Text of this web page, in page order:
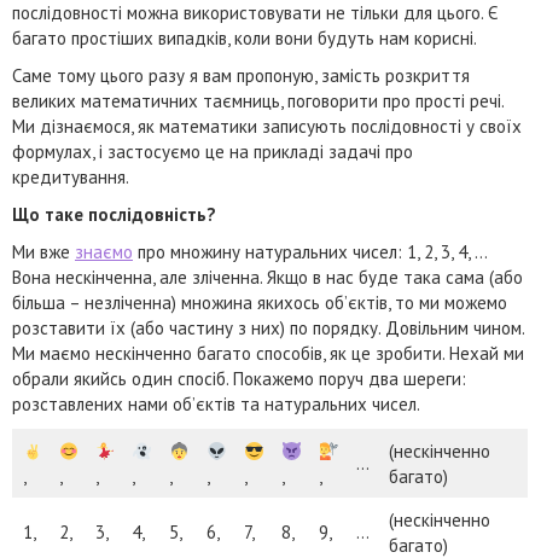
послідовності можна використовувати не тільки для цього. Є
багато простіших випадків, коли вони будуть нам корисні.
Саме тому цього разу я вам пропоную, замість розкриття
великих математичних таємниць, поговорити про прості речі.
Ми дізнаємося, як математики записують послідовності у своїх
формулах, і застосуємо це на прикладі задачі про
кредитування.
Що таке послідовність?
Ми вже знаємо про множину натуральних чисел: 1, 2, 3, 4, …
Вона нескінченна, але зліченна. Якщо в нас буде така сама (або
більша – незліченна) множина якихось об’єктів, то ми можемо
розставити їх (або частину з них) по порядку. Довільним чином.
Ми маємо нескінченно багато способів, як це зробити. Нехай ми
обрали якийсь один спосіб. Покажемо поруч два шереги:
розставлених нами об’єктів та натуральних чисел.
, , , , , , , , ,
…
(нескінченно
багато)
1, 2, 3, 4, 5, 6, 7, 8, 9, …
(нескінченно
багато)